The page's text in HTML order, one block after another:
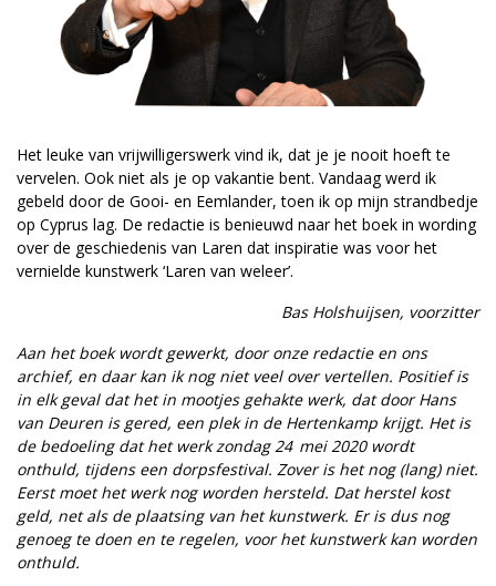
Het leuke van vrijwilligerswerk vind ik, dat je je nooit hoeft te
vervelen. Ook niet als je op vakantie bent. Vandaag werd ik
gebeld door de Gooi- en Eemlander, toen ik op mijn strandbedje
op Cyprus lag. De redactie is benieuwd naar het boek in wording
over de geschiedenis van Laren dat inspiratie was voor het
vernielde kunstwerk ‘Laren van weleer’.
Bas ­Holshuijsen, voorzitter
Aan het boek wordt gewerkt, door onze redactie en ons
archief, en daar kan ik nog niet veel over vertellen. Positief is
in elk geval dat het in mootjes gehakte werk, dat door Hans
van Deuren is gered, een plek in de Hertenkamp krijgt. Het is
de bedoeling dat het werk zondag 24 mei 2020 wordt
onthuld, tijdens een dorpsfestival. Zover is het nog (lang) niet.
Eerst moet het werk nog worden hersteld. Dat herstel kost
geld, net als de plaatsing van het kunstwerk. Er is dus nog
genoeg te doen en te regelen, voor het kunstwerk kan worden
onthuld.